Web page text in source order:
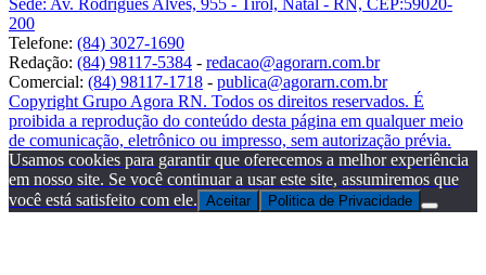
200
Telefone: (84) 3027-1690
Redação: (84) 98117-5384 - redacao@agorarn.com.br
Comercial: (84) 98117-1718 - publica@agorarn.com.br
Copyright Grupo Agora RN. Todos os direitos reservados. É
proibida a reprodução do conteúdo desta página em qualquer meio
de comunicação, eletrônico ou impresso, sem autorização prévia.
Usamos cookies para garantir que oferecemos a melhor experiência
em nosso site. Se você continuar a usar este site, assumiremos que
você está satisfeito com ele. Aceitar Politica de Privacidade